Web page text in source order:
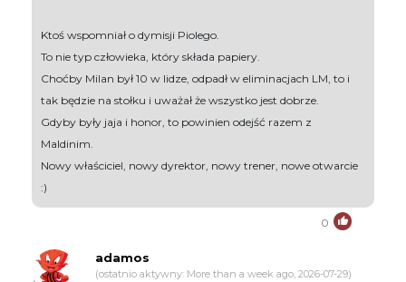
Ktoś wspomniał o dymisji Piolego.
To nie typ człowieka, który składa papiery.
Choćby Milan był 10 w lidze, odpadł w eliminacjach LM, to i
tak będzie na stołku i uważał że wszystko jest dobrze.
Gdyby były jaja i honor, to powinien odejść razem z
Maldinim.
Nowy właściciel, nowy dyrektor, nowy trener, nowe otwarcie
:)
0
adamos
(ostatnio aktywny: More than a week ago, 2026-07-29)